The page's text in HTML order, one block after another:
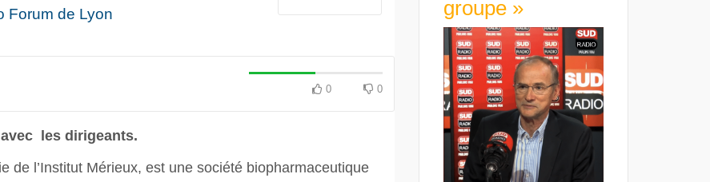
Euro numérique : la BCE
avance avec un frein à main !
Forum de Lyon
0 0
avec les dirigeants.
de l’Institut Mérieux, est une société biopharmaceutique
groupe »